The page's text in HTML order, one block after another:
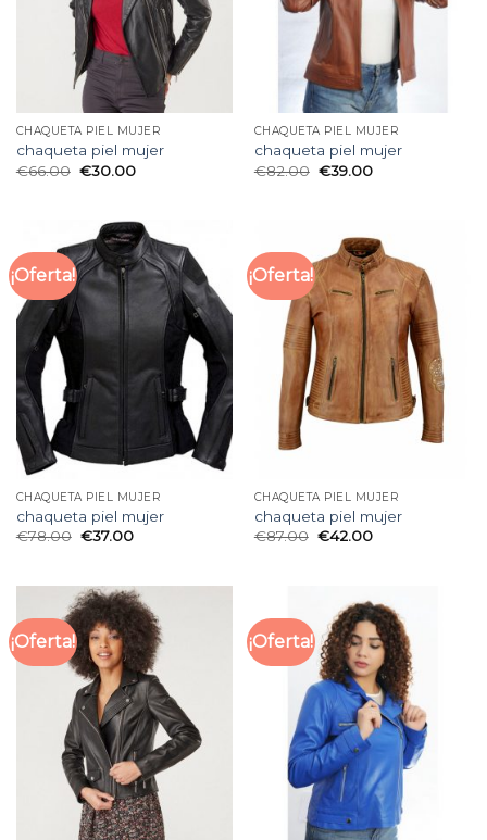
CHAQUETA PIEL MUJER
chaqueta piel mujer
€66.00 €30.00
CHAQUETA PIEL MUJER
chaqueta piel mujer
€82.00 €39.00
¡Oferta!
CHAQUETA PIEL MUJER
chaqueta piel mujer
€78.00 €37.00
¡Oferta!
CHAQUETA PIEL MUJER
chaqueta piel mujer
€87.00 €42.00
¡Oferta! ¡Oferta!